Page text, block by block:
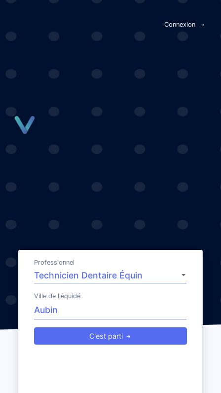
Connexion
Professionnel
Ville de l'équidé
C'est parti